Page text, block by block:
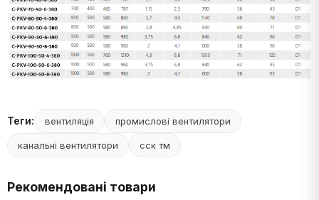
Теги: вентиляція промислові вентилятори
канальні вентилятори сск тм
Рекомендовані товари